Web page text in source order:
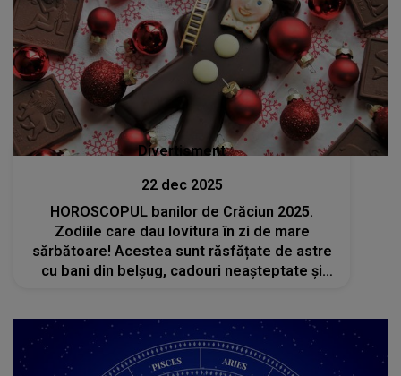
Divertisment
22 dec 2025
HOROSCOPUL banilor de Crăciun 2025.
Zodiile care dau lovitura în zi de mare
sărbătoare! Acestea sunt răsfățate de astre
cu bani din belșug, cadouri neașteptate și